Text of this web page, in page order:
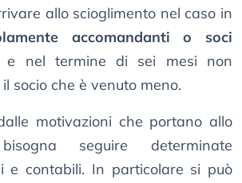
allo scioglimento nel caso in
accomandanti o soci
e nel termine di sei mesi non
socio che è venuto meno.
motivazioni che portano allo
seguire determinate
e contabili. In particolare si può